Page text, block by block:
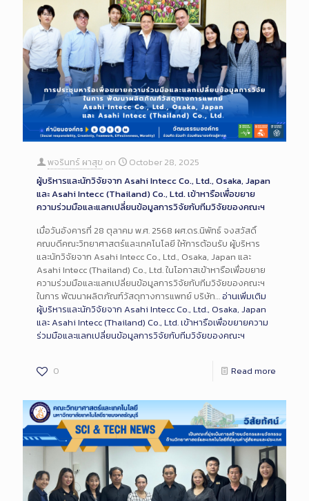
พจรินทร์ ผาสุข on
October 28, 2025
ผู้บริหารและนักวิจัยจาก Asahi Intecc Co., Ltd., Osaka, Japan
และ Asahi Intecc (Thailand) Co., Ltd. เข้าหารือเพื่อขยาย
ความร่วมมือและแลกเปลี่ยนข้อมูลการวิจัยกับทีมวิจัยของคณะฯ
เมื่อวันอังคารที่ 28 ตุลาคม พ.ศ. 2568 ผศ.ดร.นิพัทธ์ จงสวัสดิ์
คณบดีคณะวิทยาศาสตร์และเทคโนโลยี ให้การต้อนรับ ผู้บริหาร
และนักวิจัยจาก Asahi Intecc Co., Ltd., Osaka, Japan และ
Asahi Intecc (Thailand) Co., Ltd. ในโอกาสเข้าหารือเพื่อขยาย
ความร่วมมือและแลกเปลี่ยนข้อมูลการวิจัยกับทีมวิจัยของคณะฯ
ในการ พัฒนาผลิตภัณฑ์วัสดุทางการแพทย์ บริษัท…อ่านเพิ่มเติม
ผู้บริหารและนักวิจัยจาก Asahi Intecc Co., Ltd., Osaka, Japan
และ Asahi Intecc (Thailand) Co., Ltd. เข้าหารือเพื่อขยายความ
ร่วมมือและแลกเปลี่ยนข้อมูลการวิจัยกับทีมวิจัยของคณะฯ
0 Read more